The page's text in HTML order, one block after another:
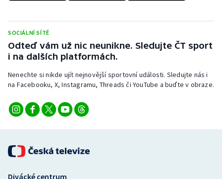
SOCIÁLNÍ SÍTĚ
Odteď vám už nic neunikne. Sledujte ČT sport
i na dalších platformách.
Nenechte si nikde ujít nejnovější sportovní události. Sledujte nás i
na Facebooku, X, Instagramu, Threads či YouTube a buďte v obraze.
Divácké centrum